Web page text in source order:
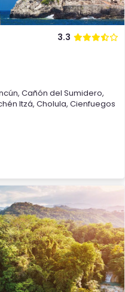
3.3
, Cañón del Sumidero,
Itzá, Cholula, Cienfuegos